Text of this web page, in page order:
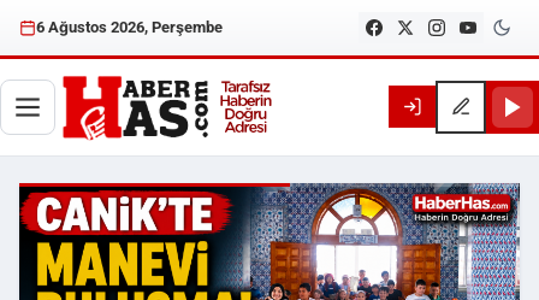
6 Ağustos 2026, Perşembe
Haberhas — Samsun Son